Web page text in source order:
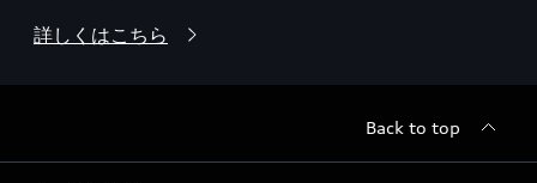
詳しくはこちら
Back to top